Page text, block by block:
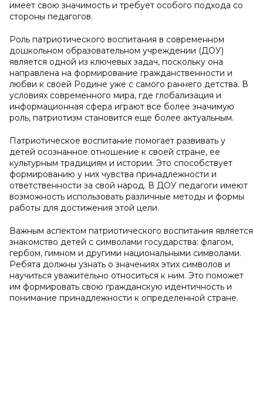
имеет свою значимость и требует особого подхода со
стороны педагогов.
Роль патриотического воспитания в современном
дошкольном образовательном учреждении (ДОУ)
является одной из ключевых задач, поскольку она
направлена на формирование гражданственности и
любви к своей Родине уже с самого раннего детства. В
условиях современного мира, где глобализация и
информационная сфера играют все более значимую
роль, патриотизм становится еще более актуальным.
Патриотическое воспитание помогает развивать у
детей осознанное отношение к своей стране, ее
культурным традициям и истории. Это способствует
формированию у них чувства принадлежности и
ответственности за свой народ. В ДОУ педагоги имеют
возможность использовать различные методы и формы
работы для достижения этой цели.
Важным аспектом патриотического воспитания является
знакомство детей с символами государства: флагом,
гербом, гимном и другими национальными символами.
Ребята должны узнать о значениях этих символов и
научиться уважительно относиться к ним. Это поможет
им формировать свою гражданскую идентичность и
понимание принадлежности к определенной стране.